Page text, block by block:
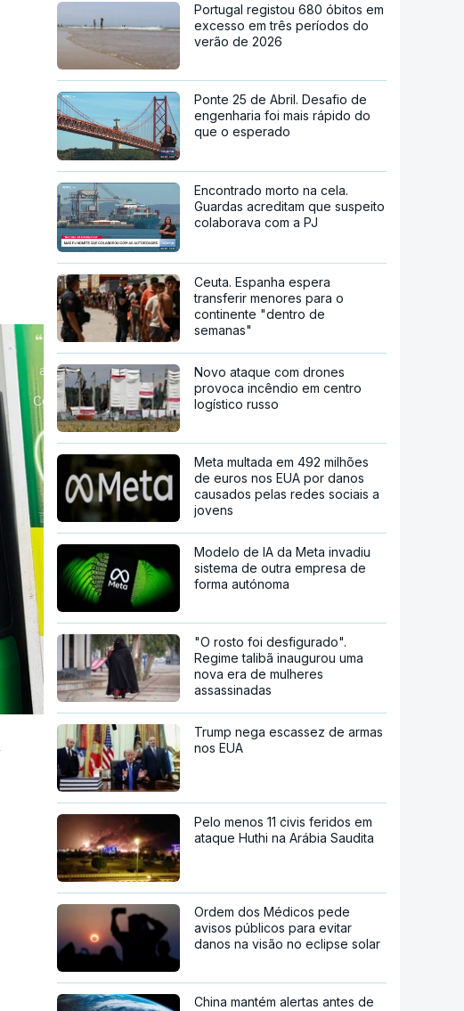
Portugal registou 680 óbitos em
excesso em três períodos do
verão de 2026
Ponte 25 de Abril. Desafio de
engenharia foi mais rápido do
que o esperado
Encontrado morto na cela.
Guardas acreditam que suspeito
colaborava com a PJ
Ceuta. Espanha espera
transferir menores para o
continente "dentro de
semanas"
Novo ataque com drones
provoca incêndio em centro
logístico russo
Meta multada em 492 milhões
de euros nos EUA por danos
causados pelas redes sociais a
jovens
Modelo de IA da Meta invadiu
sistema de outra empresa de
forma autónoma
"O rosto foi desfigurado".
Regime talibã inaugurou uma
nova era de mulheres
assassinadas
Trump nega escassez de armas
nos EUA
Pelo menos 11 civis feridos em
ataque Huthi na Arábia Saudita
Ordem dos Médicos pede
avisos públicos para evitar
danos na visão no eclipse solar
China mantém alertas antes de